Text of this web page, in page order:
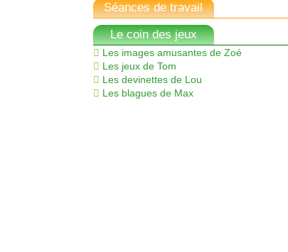
Séances de travail
Le coin des jeux
Les images amusantes de Zoé
Les jeux de Tom
Les devinettes de Lou
Les blagues de Max